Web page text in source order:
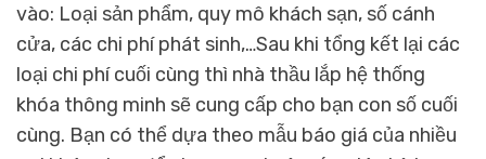
vào: Loại sản phẩm, quy mô khách sạn, số cánh
cửa, các chi phí phát sinh,…Sau khi tổng kết lại các
loại chi phí cuối cùng thì nhà thầu lắp hệ thống
khóa thông minh sẽ cung cấp cho bạn con số cuối
cùng. Bạn có thể dựa theo mẫu báo giá của nhiều